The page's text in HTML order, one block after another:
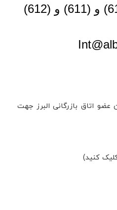
شماره تماس: (610) و (611) و (612)
اتاق بازرگانی البرز جهت
کنید)